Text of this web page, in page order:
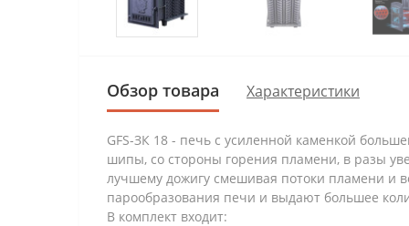
Обзор товара Характеристики
GFS-ЗК 18 - печь с усиленной каменкой
шипы, со стороны горения пламени, в разы
лучшему дожигу смешивая потоки пламени и
парообразования печи и выдают большее
В комплект входит: